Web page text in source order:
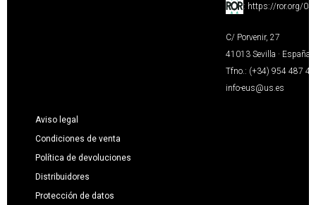
: https://ror.org/
C/ Porvenir, 27
41013 Sevilla · España
Tfno.: (+34) 954 487
info-eus@us.es
Aviso legal
Condiciones de venta
Política de devoluciones
Distribuidores
Protección de datos